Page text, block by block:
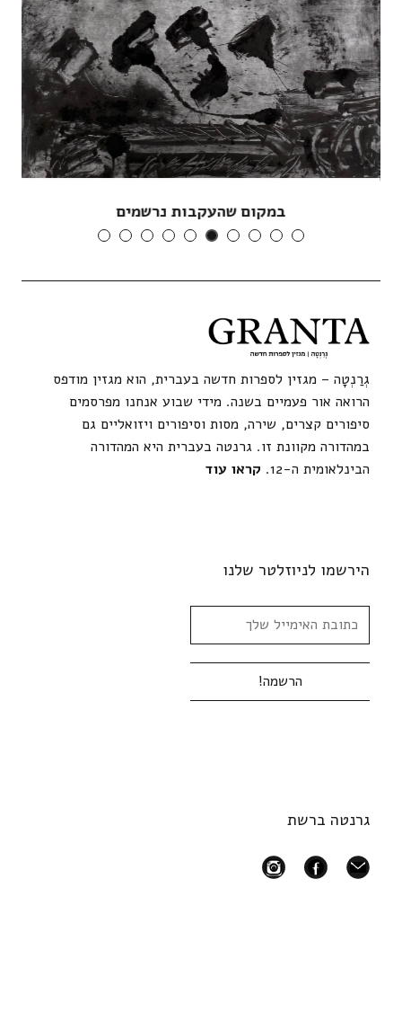
במקום שהעקבות נרשמים
גְרַנְטָה – מגזין לספרות חדשה בעברית, הוא מגזין מודפס
הרואה אור פעמיים בשנה. מידי שבוע אנחנו מפרסמים
סיפורים קצרים, שירה, מסות וסיפורים ויזואליים גם
במהדורה מקוונת זו. גרנטה בעברית היא המהדורה
הבינלאומית ה-12.
קראו עוד
הירשמו לניוזלטר שלנו
גרנטה ברשת
mail
facebook
instagram